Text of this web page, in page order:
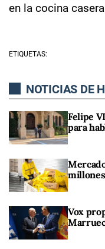
en la cocina
ETIQUETAS:
NOTICIAS DE
Felipe
para
Vox